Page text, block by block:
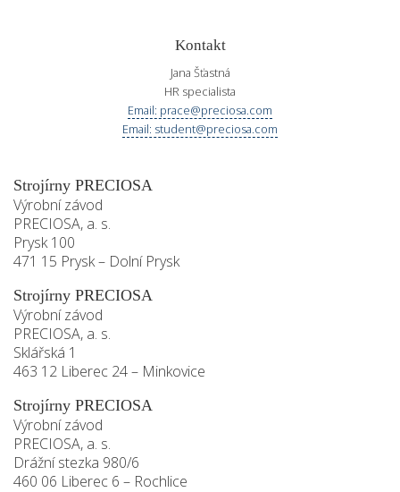
Kontakt
Jana Šťastná
HR specialista
Email: prace@preciosa.com
Email: student@preciosa.com
Strojírny PRECIOSA
Výrobní závod
PRECIOSA, a. s.
Prysk 100
471 15 Prysk – Dolní Prysk
Strojírny PRECIOSA
Výrobní závod
PRECIOSA, a. s.
Sklářská 1
463 12 Liberec 24 – Minkovice
Strojírny PRECIOSA
Výrobní závod
PRECIOSA, a. s.
Drážní stezka 980/6
460 06 Liberec 6 – Rochlice